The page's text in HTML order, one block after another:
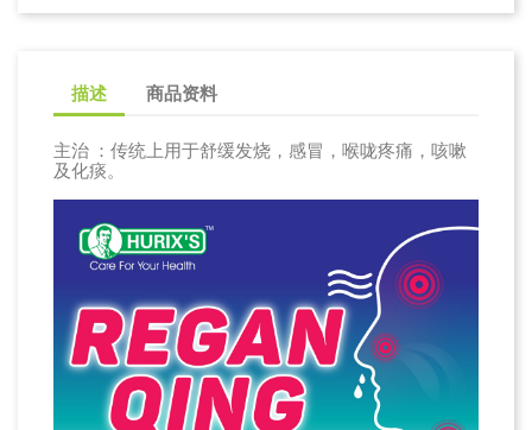
描述 商品资料
主治 ：传统上用于舒缓发烧，感冒，喉咙疼痛，咳嗽
及化痰。